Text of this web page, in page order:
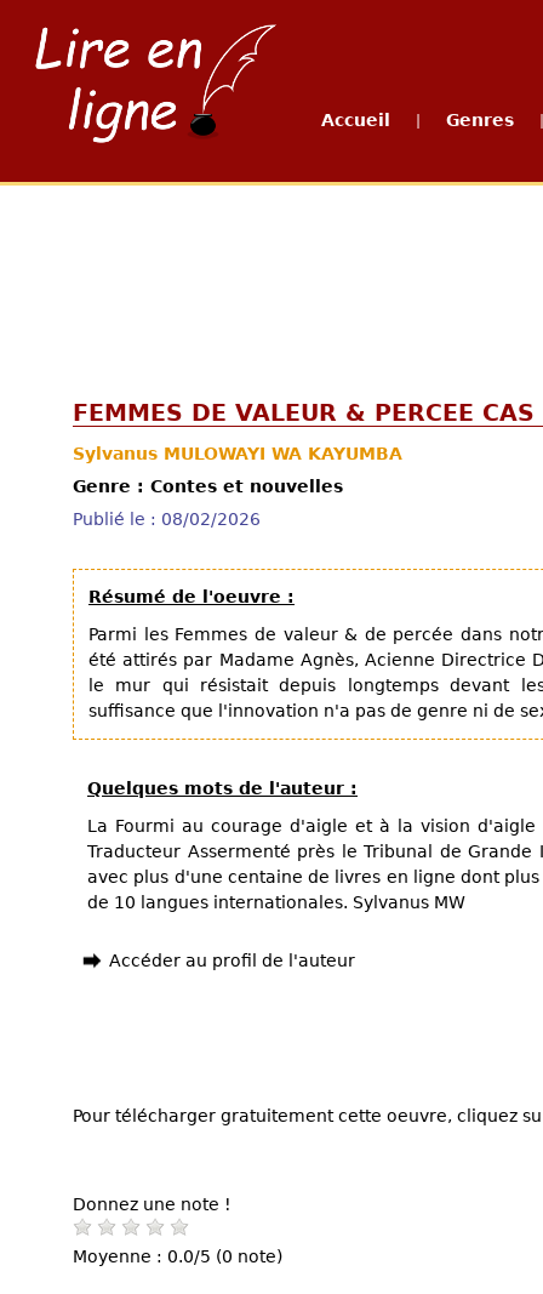
Accueil Genres
FEMMES DE VALEUR & PERCEE
Sylvanus MULOWAYI WA KAYUMBA
Genre : Contes et nouvelles
Publié le : 08/02/2026
Résumé de l'oeuvre :
Parmi les Femmes de valeur & de percée dans
été attirés par Madame Agnès, Acienne Directrice
le mur qui résistait depuis longtemps devant
suffisance que l'innovation n'a pas de genre ni de
Quelques mots de l'auteur :
La Fourmi au courage d'aigle et à la vision d'aigle
Traducteur Assermenté près le Tribunal de Grande
avec plus d'une centaine de livres en ligne dont
de 10 langues internationales. Sylvanus MW
Accéder au profil de l'auteur
Pour télécharger gratuitement cette oeuvre, cliquez
Donnez une note !
Moyenne : 0.0/5 (0 note)